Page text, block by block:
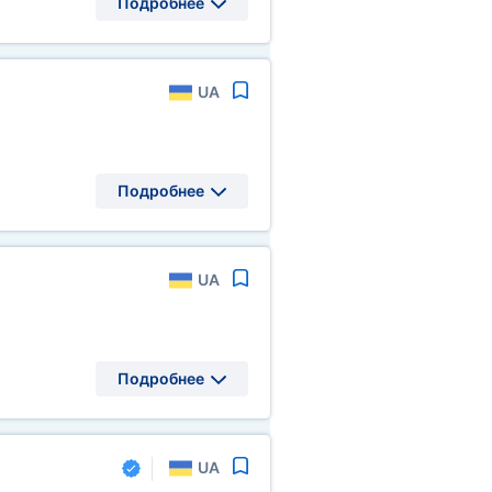
UA
Подробнее
UA
Подробнее
UA